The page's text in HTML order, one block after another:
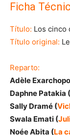
Ficha
Título: Los cinco
Título original:
Reparto:
Adèle
Daphne Patakia (
Sally Dramé (
Swala Emati (
Noée Abita (La